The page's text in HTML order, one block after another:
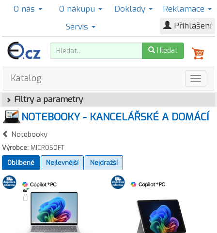
O nás O nákupu Doklady
Reklamace
Servis
Přihlášení
Hledat
Katalog
Filtry a parametry
NOTEBOOKY - KANCELÁŘSKÉ A DOMÁCÍ
Notebooky
Výrobce: MICROSOFT
Oblíbené
Nejlevnější Nejdražší